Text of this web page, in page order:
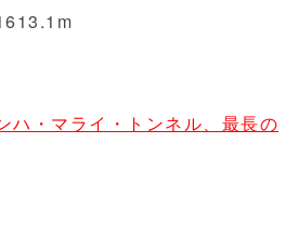
ハ・マライ・トンネル、最長の